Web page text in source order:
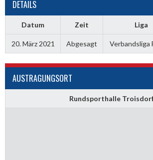
DETAILS
Datum Zeit Liga
20. März 2021 Abgesagt Verbandsliga
AUSTRAGUNGSORT
Rundsporthalle